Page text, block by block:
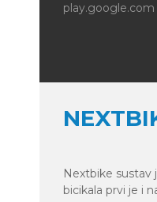
play.google.com
Nextbike sustav
bicikala prvi je i